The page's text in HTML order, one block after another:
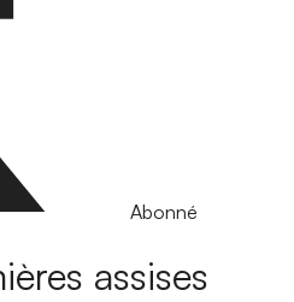
Abonné
assises